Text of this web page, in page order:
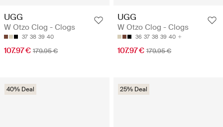
UGG
W Otzo Clog - Clogs
37 38 39 40
107.97 € 179.95 €
UGG
W Otzo Clog - Clogs
36 37 38 39 40
107.97 € 179.95 €
40% Deal 25% Deal